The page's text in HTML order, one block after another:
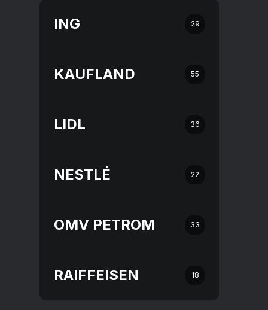
ING 29
KAUFLAND 55
LIDL 36
NESTLÉ 22
OMV PETROM 33
RAIFFEISEN 18